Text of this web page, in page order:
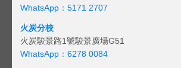
WhatsApp：5171 2707
火炭分校
火炭駿景路1號駿景廣場G51
WhatsApp：6278 0084